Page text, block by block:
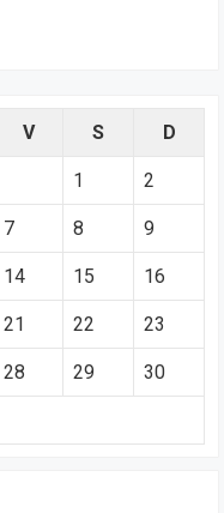
V S D
1 2
7 8 9
14 15 16
21 22 23
28 29 30